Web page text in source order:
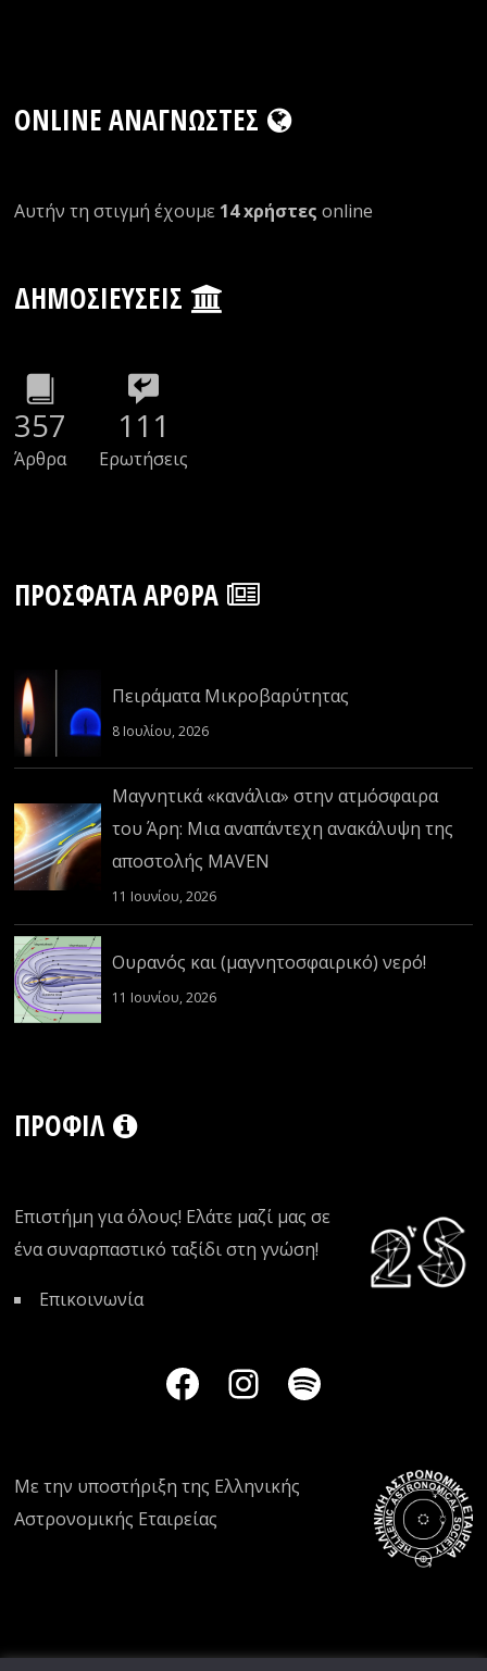
ONLINE ΑΝΑΓΝΏΣΤΕΣ
Αυτήν τη στιγμή έχουμε 14 xρήστες οnline
ΔΗΜΟΣΙΕΎΣΕΙΣ
357
Άρθρα
111
Ερωτήσεις
ΠΡΌΣΦΑΤΑ ΆΡΘΡΑ
Πειράματα Μικροβαρύτητας
8 Ιουλίου, 2026
Μαγνητικά «κανάλια» στην ατμόσφαιρα
του Άρη: Μια αναπάντεχη ανακάλυψη της
αποστολής MAVEN
11 Ιουνίου, 2026
Ουρανός και (μαγνητοσφαιρικό) νερό!
11 Ιουνίου, 2026
ΠΡΟΦΊΛ
Επιστήμη για όλους! Ελάτε μαζί μας σε
ένα συναρπαστικό ταξίδι στη γνώση!
Επικοινωνία
Με την υποστήριξη της Ελληνικής
Αστρονομικής Εταιρείας